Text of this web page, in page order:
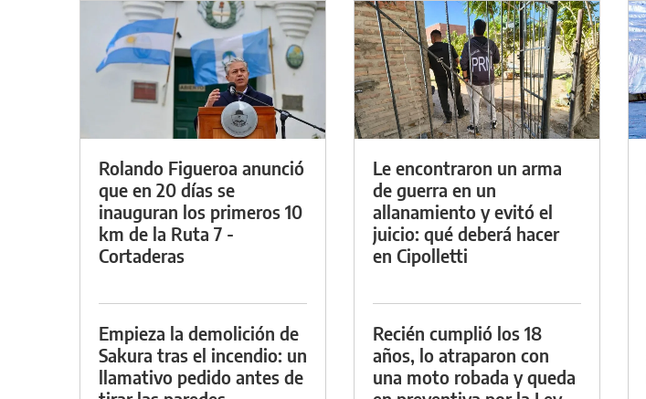
Rolando Figueroa anunció
que en 20 días se
inauguran los primeros 10
km de la Ruta 7 -
Cortaderas
Empieza la demolición de
Sakura tras el incendio: un
llamativo pedido antes de
Le encontraron un arma
de guerra en un
allanamiento y evitó el
juicio: qué deberá hacer
en Cipolletti
Recién cumplió los 18
años, lo atraparon con
una moto robada y queda